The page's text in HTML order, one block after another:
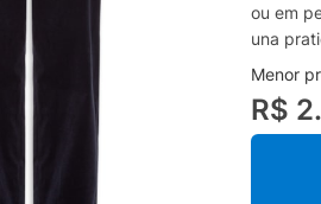
ou em
una
Menor
R$